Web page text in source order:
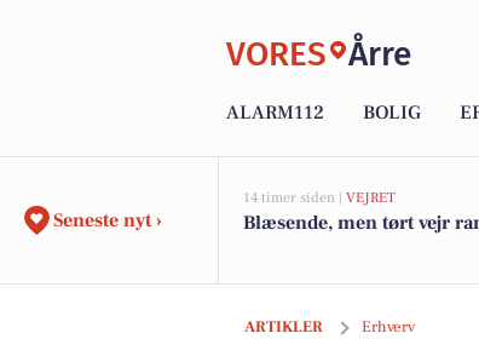
VORES Årre
ALARM112 BOLIG
Seneste nyt ›
14 timer siden | VEJRET
Blæsende, men tørt vejr
ARTIKLER Erhverv
Når rejsen starter med en kop